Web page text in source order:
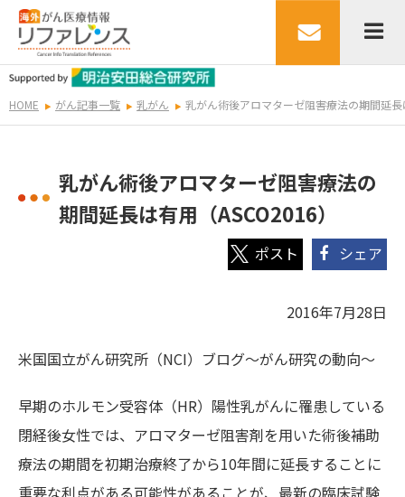
HOME がん記事一覧 乳がん 乳がん術後アロマターゼ阻害療法の期間延
乳がん術後アロマターゼ阻害療法の
期間延長は有用（ASCO2016）
シェア
2016年7月28日
米国国立がん研究所（NCI）ブログ～がん研究の動向～
早期のホルモン受容体（HR）陽性乳がんに罹患している
閉経後女性では、アロマターゼ阻害剤を用いた術後補助
療法の期間を初期治療終了から10年間に延長することに
重要な利点がある可能性があることが、最新の臨床試験